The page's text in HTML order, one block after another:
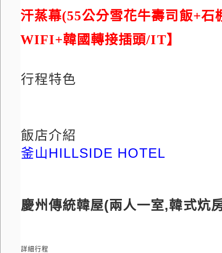
汗蒸幕(55公分雪花牛壽司飯+
WIFI+韓國轉接插頭/IT】
行程特色
飯店介紹
釜山HILLSIDE HOTEL
慶州傳統韓屋(兩人一室,韓式炕
詳細行程